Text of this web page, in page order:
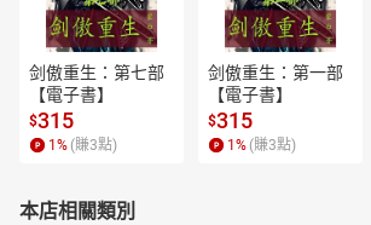
剑傲重生：第七部
【電子書】
$315
1 % (賺3點)
剑傲重生：第一部
【電子書】
$315
1 % (賺3點)
本店相關類別